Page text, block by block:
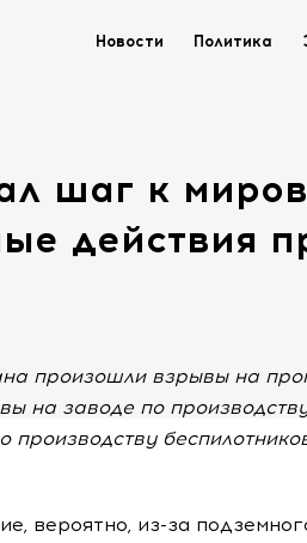
Новости Политика
шаг к
действия
произошли взрывы на
на заводе по
вероятно, из-за